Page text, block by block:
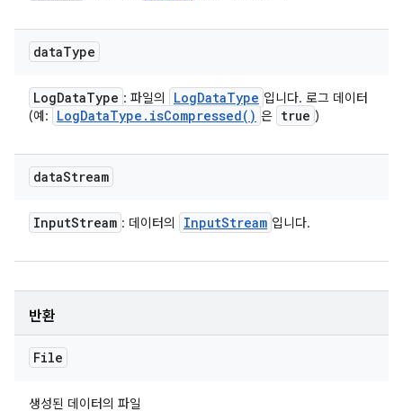
dataType
LogDataType : 파일의 LogDataType 입니다. 로그 데이터
(예:
LogDataType . isCompressed( ) 은 true )
dataStream
InputStream : 데이터의 InputStream 입니다.
반환
File
생성된 데이터의 파일